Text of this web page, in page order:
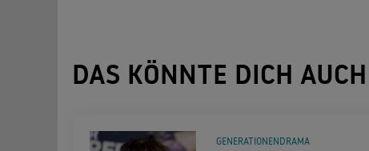
DAS KÖNNTE DICH
GENERATIONENDRAMA